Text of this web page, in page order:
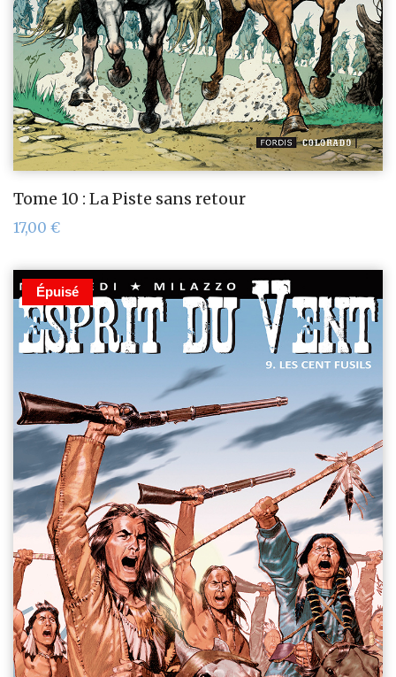
Tome 10 : La Piste sans retour
17,00 €
Épuisé